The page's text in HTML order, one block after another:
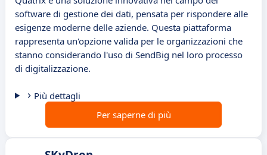
software di gestione dei dati, pensata per rispondere alle
esigenze moderne delle aziende. Questa piattaforma
rappresenta un'opzione valida per le organizzazioni che
stanno considerando l'uso di SendBig nel loro processo
di digitalizzazione.
Più dettagli
Per saperne di più